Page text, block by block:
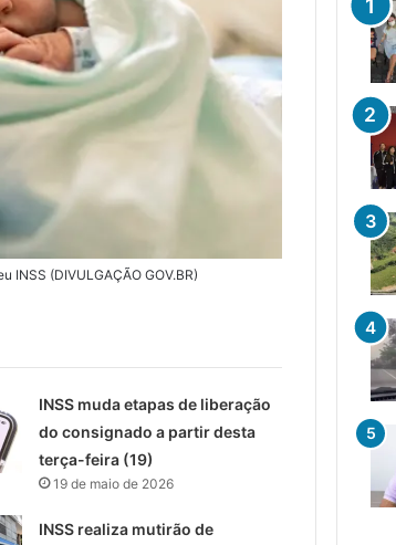
(DIVULGAÇÃO GOV.BR)
INSS muda etapas de liberação
do consignado a partir desta
terça-feira (19)
19 de maio de 2026
INSS realiza mutirão de